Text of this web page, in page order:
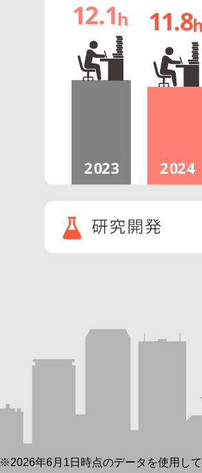
※2026年6月1日時点のデータを使用して